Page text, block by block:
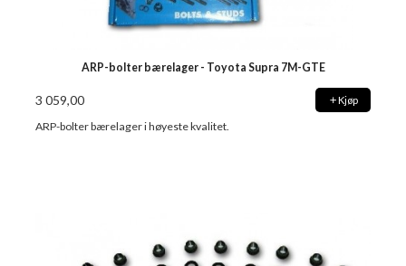
ARP-bolter bærelager - Toyota Supra 7M-GTE
3 059,00 Kjøp
ARP-bolter bærelager i høyeste kvalitet.